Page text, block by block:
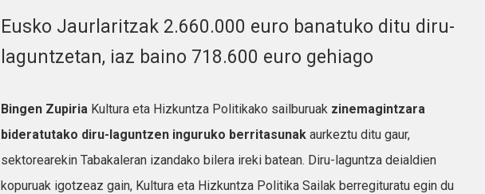
Eusko Jaurlaritzak 2.660.000 euro banatuko ditu diru-
laguntzetan, iaz baino 718.600 euro gehiago
Bingen Zupiria Kultura eta Hizkuntza Politikako sailburuak zinemagintzara
bideratutako diru-laguntzen inguruko berritasunak aurkeztu ditu gaur,
sektorearekin Tabakaleran izandako bilera ireki batean. Diru-laguntza deialdien
kopuruak igotzeaz gain, Kultura eta Hizkuntza Politika Sailak berregituratu egin du